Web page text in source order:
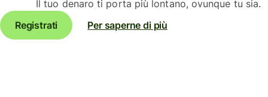
Il tuo denaro ti porta più lontano, ovunque tu sia.
Registrati
Per saperne di più